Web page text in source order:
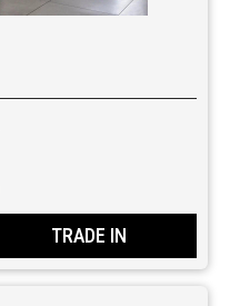
TRADE IN